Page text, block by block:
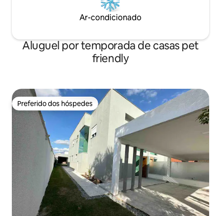
Ar-condicionado
Aluguel por temporada de casas pet
friendly
Preferido dos hóspedes
Preferido dos hóspedes